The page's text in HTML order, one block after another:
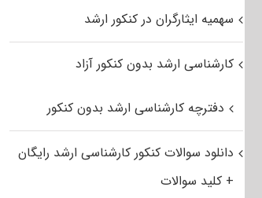
سهمیه ایثارگران در کنکور ارشد
کارشناسی ارشد بدون کنکور آزاد
دفترچه کارشناسی ارشد بدون کنکور
دانلود سوالات کنکور کارشناسی ارشد رایگان
+ کلید سوالات